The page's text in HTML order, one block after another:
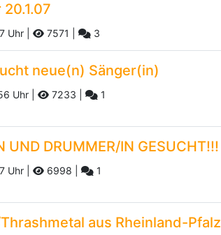
Uhr | 7571 3
neue(n) Sänger(in)
Uhr | 7233 1
UND DRUMMER/IN GESUCHT!!!
Uhr | 6998 1
aus Rheinland-Pfalz